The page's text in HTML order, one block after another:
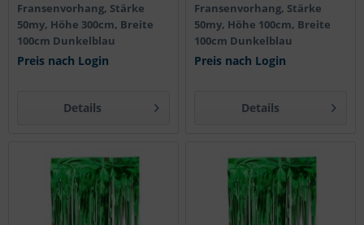
Fransenvorhang, Stärke
50my, Höhe 300cm, Breite
100cm Dunkelblau
Preis nach Login
Details
Fransenvorhang, Stärke
50my, Höhe 100cm, Breite
100cm Dunkelblau
Preis nach Login
Details